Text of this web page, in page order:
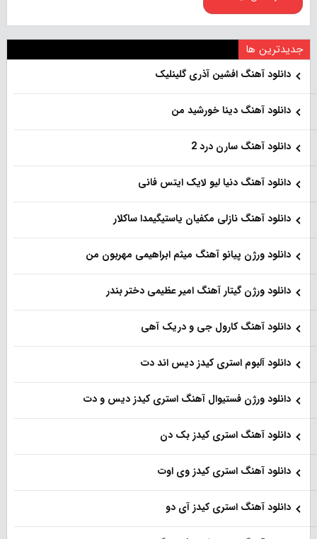
جدیدترین ها
دانلود آهنگ افشین آذری گلینلیک
دانلود آهنگ دینا خورشید من
دانلود آهنگ سارن درد 2
دانلود آهنگ دنیا لیو لایک ایتس فانی
دانلود آهنگ نازلی مکفیان یاستیگیمدا ساکلار
دانلود ورژن پیانو آهنگ میثم ابراهیمی مهربون من
دانلود ورژن گیتار آهنگ امیر عظیمی دختر بندر
دانلود آهنگ کارول جی و دریک آهی
دانلود آلبوم استری کیدز دیس اند دت
دانلود ورژن فستیوال آهنگ استری کیدز دیس و دت
دانلود آهنگ استری کیدز بک دن
دانلود آهنگ استری کیدز وی اوت
دانلود آهنگ استری کیدز آی دو